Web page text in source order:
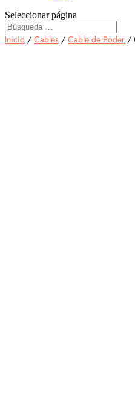
Seleccionar página
Inicio / Cables / Cable de Poder /